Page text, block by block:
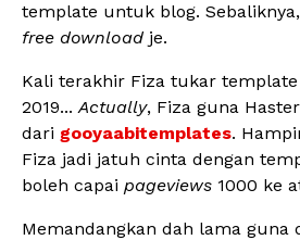
template untuk blog.
free download je.
Kali terakhir Fiza tukar
2019...Actually, Fiza guna
dari gooyaabitemplates.
Fiza jadi jatuh cinta dengan
boleh capai pageviews 1000 ke
Memandangkan dah lama guna